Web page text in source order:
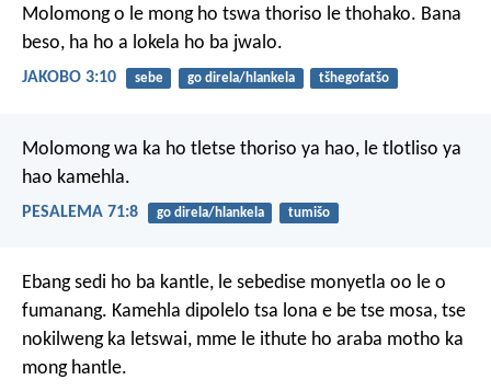
Molomong o le mong ho tswa thoriso le thohako. Bana
beso, ha ho a lokela ho ba jwalo.
JAKOBO 3:10 sebe go direla/hlankela tšhegofatšo
Molomong wa ka ho tletse thoriso ya hao, le tlotliso ya
hao kamehla.
PESALEMA 71:8 go direla/hlankela tumišo
Ebang sedi ho ba kantle, le sebedise monyetla oo le o
fumanang. Kamehla dipolelo tsa lona e be tse mosa, tse
nokilweng ka letswai, mme le ithute ho araba motho ka
mong hantle.